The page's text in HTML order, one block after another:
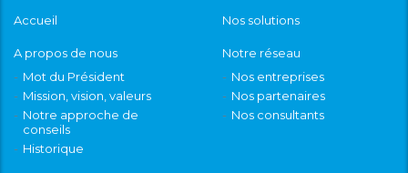
Accueil Nos solutions
A propos de nous
Mot du Président
Mission, vision, valeurs
Notre approche de
conseils
Historique
Notre réseau
Nos entreprises
Nos partenaires
Nos consultants